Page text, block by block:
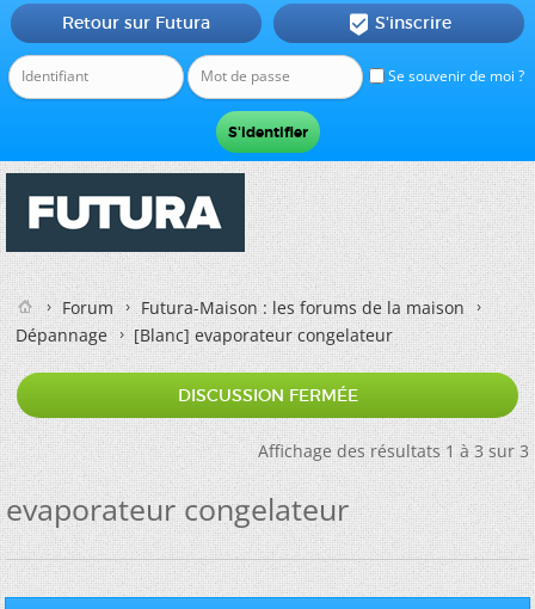
Se souvenir de moi ?
Retour sur Futura  S'inscrire
Forum
Futura-Maison : les forums de la maison
Dépannage
[Blanc]evaporateur congelateur
DISCUSSION FERMÉE
Affichage des résultats 1 à 3 sur 3
evaporateur congelateur